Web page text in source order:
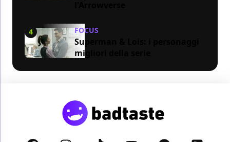
4 FOCUS
Superman & Lois: i personaggi
migliori della serie